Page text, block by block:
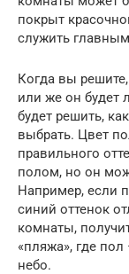
покрыт
служить
Когда вы
или же он будет
будет решить,
выбрать. Цвет
правильного
полом, но он
Например, если
синий оттенок
комнаты,
«пляжа», где
небо.